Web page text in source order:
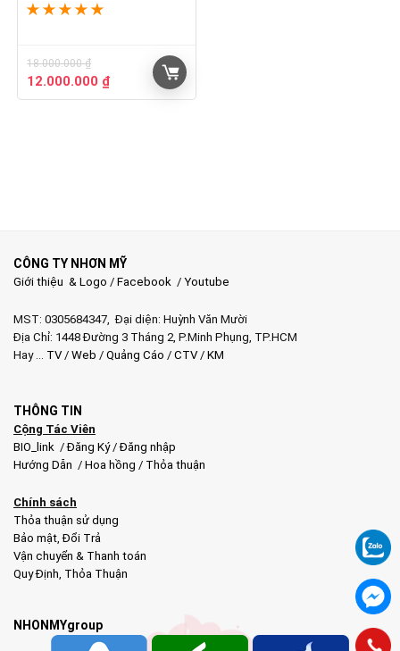
★ ★ ★ ★ ★
18.000.000₫
Giá
gốc
12.000.000 ₫Giá
hiện
CÔNG TY NHƠN MỸ
Giới thiệu & Logo / Facebook / Youtube
MST: 0305684347, Đại diện: Huỳnh Văn Mười
Địa Chỉ: 1448 Đường 3 Tháng 2, P.Minh Phụng, TP.HCM
Hay … TV/ Web / Quảng Cáo / CTV/ KM
THÔNG TIN
Cộng Tác Viên
BIO_link /Đăng Ký/Đăng nhập
Hướng Dẫn / Hoa hồng / Thỏa thuận
Chính sách
Thỏa thuận sử dụng
Bảo mật,Đổi Trả
Vận chuyển & Thanh toán
Quy Định, Thỏa Thuận
NHONMYgroup